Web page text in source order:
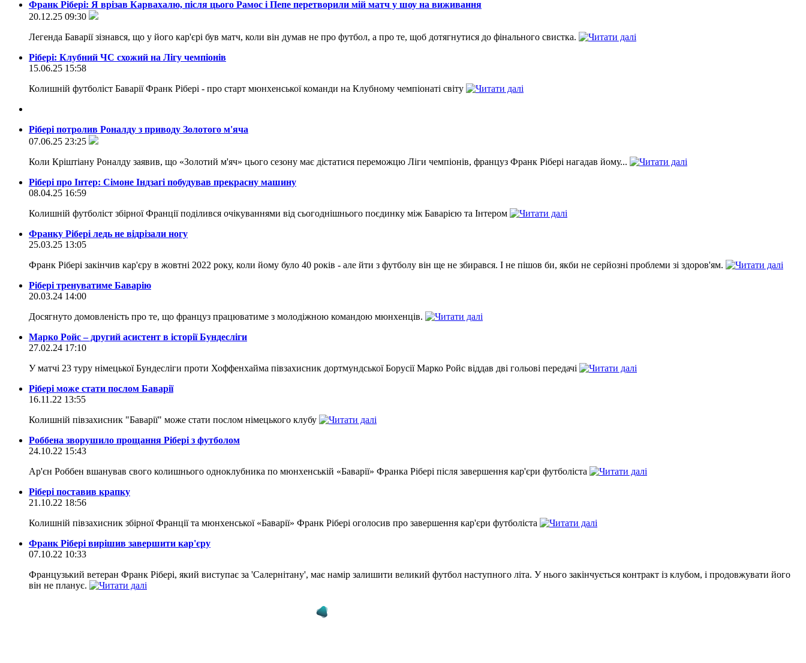
Франк Рібері: Я врізав Карвахалю, після цього Рамос і Пепе перетворили мій матч у шоу на виживання
20.12.25 09:30
Легенда Баварії зізнався, що у його кар'єрі був матч, коли він думав не про футбол, а про те, щоб дотягнутися до фінального свистка.
Рібері: Клубний ЧС схожий на Лігу чемпіонів
15.06.25 15:58
Колишній футболіст Баварії Франк Рібері - про старт мюнхенської команди на Клубному чемпіонаті світу
Рібері потролив Роналду з приводу Золотого м'яча
07.06.25 23:25
Коли Кріштіану Роналду заявив, що «Золотий м'яч» цього сезону має дістатися переможцю Ліги чемпіонів, француз Франк Рібері нагадав йому...
Рібері про Інтер: Сімоне Індзагі побудував прекрасну машину
08.04.25 16:59
Колишній футболіст збірної Франції поділився очікуваннями від сьогоднішнього поєдинку між Баварією та Інтером
Франку Рібері ледь не відрізали ногу
25.03.25 13:05
Франк Рібері закінчив кар'єру в жовтні 2022 року, коли йому було 40 років - але йти з футболу він ще не збирався. І не пішов би, якби не серйозні проблеми зі здоров'ям.
Рібері тренуватиме Баварію
20.03.24 14:00
Досягнуто домовленість про те, що француз працюватиме з молодіжною командою мюнхенців.
Марко Ройс – другий асистент в історії Бундесліги
27.02.24 17:10
У матчі 23 туру німецької Бундесліги проти Хоффенхайма півзахисник дортмундської Борусії Марко Ройс віддав дві гольові передачі
Рібері може стати послом Баварії
16.11.22 13:55
Колишній півзахисник "Баварії" може стати послом німецького клубу
Роббена зворушило прощання Рібері з футболом
24.10.22 15:43
Ар'єн Роббен вшанував свого колишнього одноклубника по мюнхенській «Баварії» Франка Рібері після завершення кар'єри футболіста
Рібері поставив крапку
21.10.22 18:56
Колишній півзахисник збірної Франції та мюнхенської «Баварії» Франк Рібері оголосив про завершення кар'єри футболіста
Франк Рібері вирішив завершити кар'єру
07.10.22 10:33
Французький ветеран Франк Рібері, який виступає за 'Салернітану', має намір залишити великий футбол наступного літа. У нього закінчується контракт із клубом, і продовжувати його
він не планує.